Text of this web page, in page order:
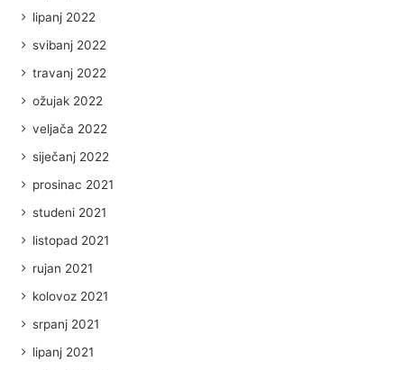
lipanj 2022
svibanj 2022
travanj 2022
ožujak 2022
veljača 2022
siječanj 2022
prosinac 2021
studeni 2021
listopad 2021
rujan 2021
kolovoz 2021
srpanj 2021
lipanj 2021